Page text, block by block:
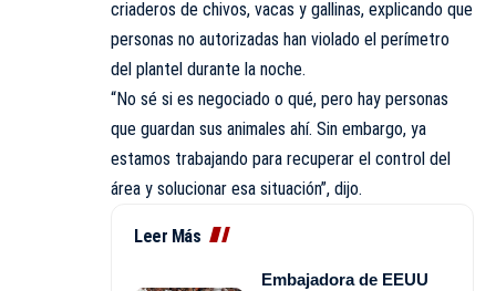
criaderos de chivos, vacas y gallinas, explicando que
personas no autorizadas han violado el perímetro
del plantel durante la noche.
“No sé si es negociado o qué, pero hay personas
que guardan sus animales ahí. Sin embargo, ya
estamos trabajando para recuperar el control del
área y solucionar esa situación”, dijo.
Leer Más
Embajadora de EEUU